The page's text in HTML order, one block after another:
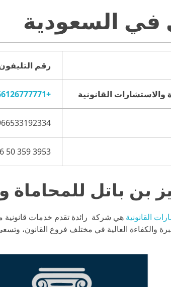
السعودية
رقم
والاستشارات القانونية +966126777771
⁦+966533192334⁩
⁦+966 50 359 3953⁩
القانونية هي شركة رائدة تقدم خدمات قانونية
والكفاءة العالية في مختلف فروع القانون،